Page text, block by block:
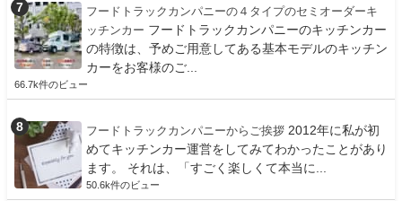
フードトラックカンパニーの４タイプのセミオーダーキ
ッチンカー フードトラックカンパニーのキッチンカー
の特徴は、予めご用意してある基本モデルのキッチン
カーをお客様のご...
66.7k件のビュー
フードトラックカンパニーからご挨拶 2012年に私が初
めてキッチンカー運営をしてみてわかったことがあり
ます。 それは、「すごく楽しくて本当に...
50.6k件のビュー